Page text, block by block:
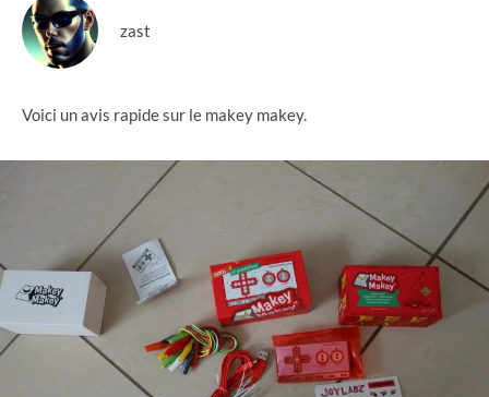
zast
Voici un avis rapide sur le makey makey.